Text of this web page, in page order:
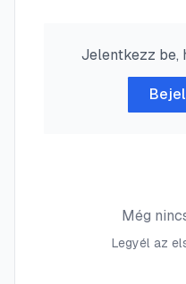
Jelentkezz be,
Még
Legyél az